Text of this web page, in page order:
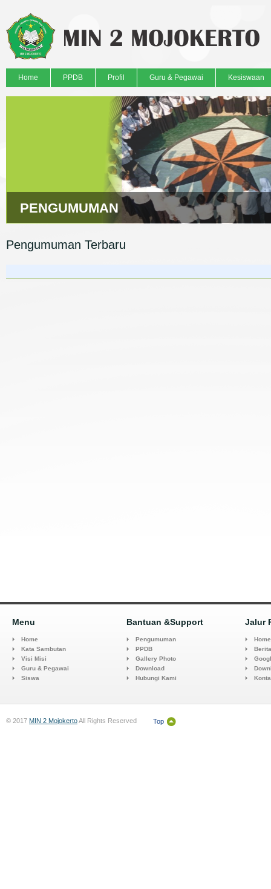
Home PPDB Profil Guru & Pegawai Kesiswaan
PENGUMUMAN
Pengumuman Terbaru
Menu
Home
Kata Sambutan
Visi Misi
Guru & Pegawai
Siswa
Bantuan &Support
Pengumuman
PPDB
Gallery Photo
Download
Hubungi Kami
Jalur
Home
© 2017 MIN 2 MojokertoAll Rights Reserved Top